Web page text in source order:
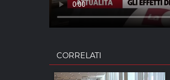
CORRELATI